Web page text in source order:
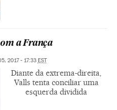
a França
2017 - 17:33 EST
Diante da extrema-direita,
Valls tenta conciliar uma
esquerda dividida